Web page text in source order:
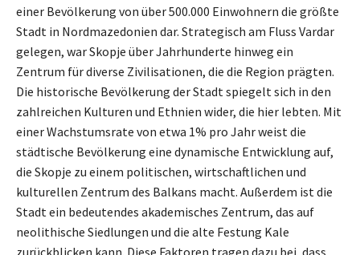
einer Bevölkerung von über 500.000 Einwohnern die größte
Stadt in Nordmazedonien dar. Strategisch am Fluss Vardar
gelegen, war Skopje über Jahrhunderte hinweg ein
Zentrum für diverse Zivilisationen, die die Region prägten.
Die historische Bevölkerung der Stadt spiegelt sich in den
zahlreichen Kulturen und Ethnien wider, die hier lebten. Mit
einer Wachstumsrate von etwa 1% pro Jahr weist die
städtische Bevölkerung eine dynamische Entwicklung auf,
die Skopje zu einem politischen, wirtschaftlichen und
kulturellen Zentrum des Balkans macht. Außerdem ist die
Stadt ein bedeutendes akademisches Zentrum, das auf
neolithische Siedlungen und die alte Festung Kale
zurückblicken kann. Diese Faktoren tragen dazu bei, dass